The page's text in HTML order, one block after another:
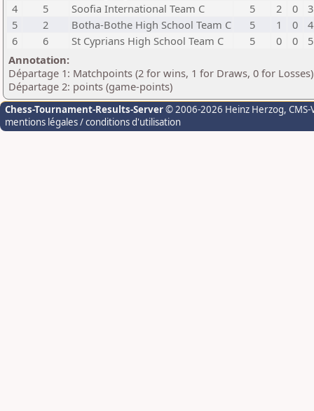
4
5 Soofia International Team C 5 2 0
3
5
2 Botha-Bothe High School Team C 5 1 0
4
6
6 St Cyprians High School Team C 5 0 0
5
Annotation:
Départage 1: Matchpoints (2 for wins, 1 for Draws, 0 for Losses)
Départage 2: points (game-points)
Chess-Tournament-Results-Server© 2006-2026 Heinz Herzog,
mentions légales / conditions d'utilisation